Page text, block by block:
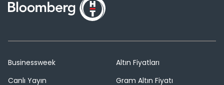
Businessweek
Canlı Yayın
Altın Fiyatları
Gram Altın Fiyatı